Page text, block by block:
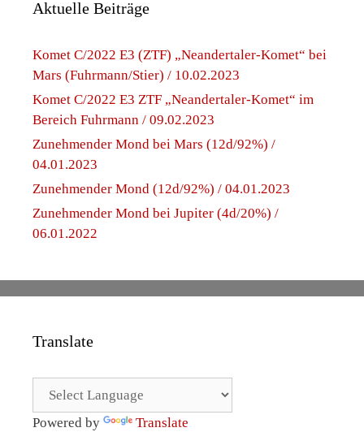
Aktuelle Beiträge
Komet C/2022 E3 (ZTF) „Neandertaler-Komet“ bei
Mars (Fuhrmann/Stier) / 10.02.2023
Komet C/2022 E3 ZTF „Neandertaler-Komet“ im
Bereich Fuhrmann / 09.02.2023
Zunehmender Mond bei Mars (12d/92%) /
04.01.2023
Zunehmender Mond (12d/92%) / 04.01.2023
Zunehmender Mond bei Jupiter (4d/20%) /
06.01.2022
Translate
Powered by Translate